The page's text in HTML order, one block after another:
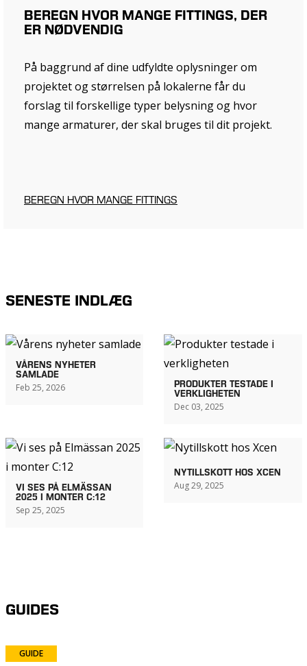
BEREGN HVOR MANGE FITTINGS, DER
ER NØDVENDIG
På baggrund af dine udfyldte oplysninger om
projektet og størrelsen på lokalerne får du
forslag til forskellige typer belysning og hvor
mange armaturer, der skal bruges til dit projekt.
BEREGN HVOR MANGE FITTINGS
SENESTE INDLÆG
VÅRENS NYHETER
SAMLADE
Feb 25, 2026
PRODUKTER TESTADE I
VERKLIGHETEN
Dec 03, 2025
VI SES PÅ ELMÄSSAN
2025 I MONTER C:12
Sep 25, 2025
NYTILLSKOTT HOS XCEN
Aug 29, 2025
GUIDES
GUIDE